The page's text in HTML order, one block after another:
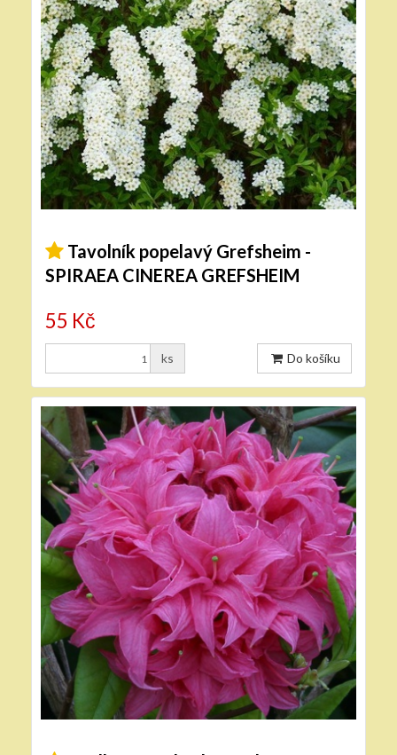
Tavolník popelavý Grefsheim -
SPIRAEA CINEREA GREFSHEIM
55 Kč
ks Do košíku